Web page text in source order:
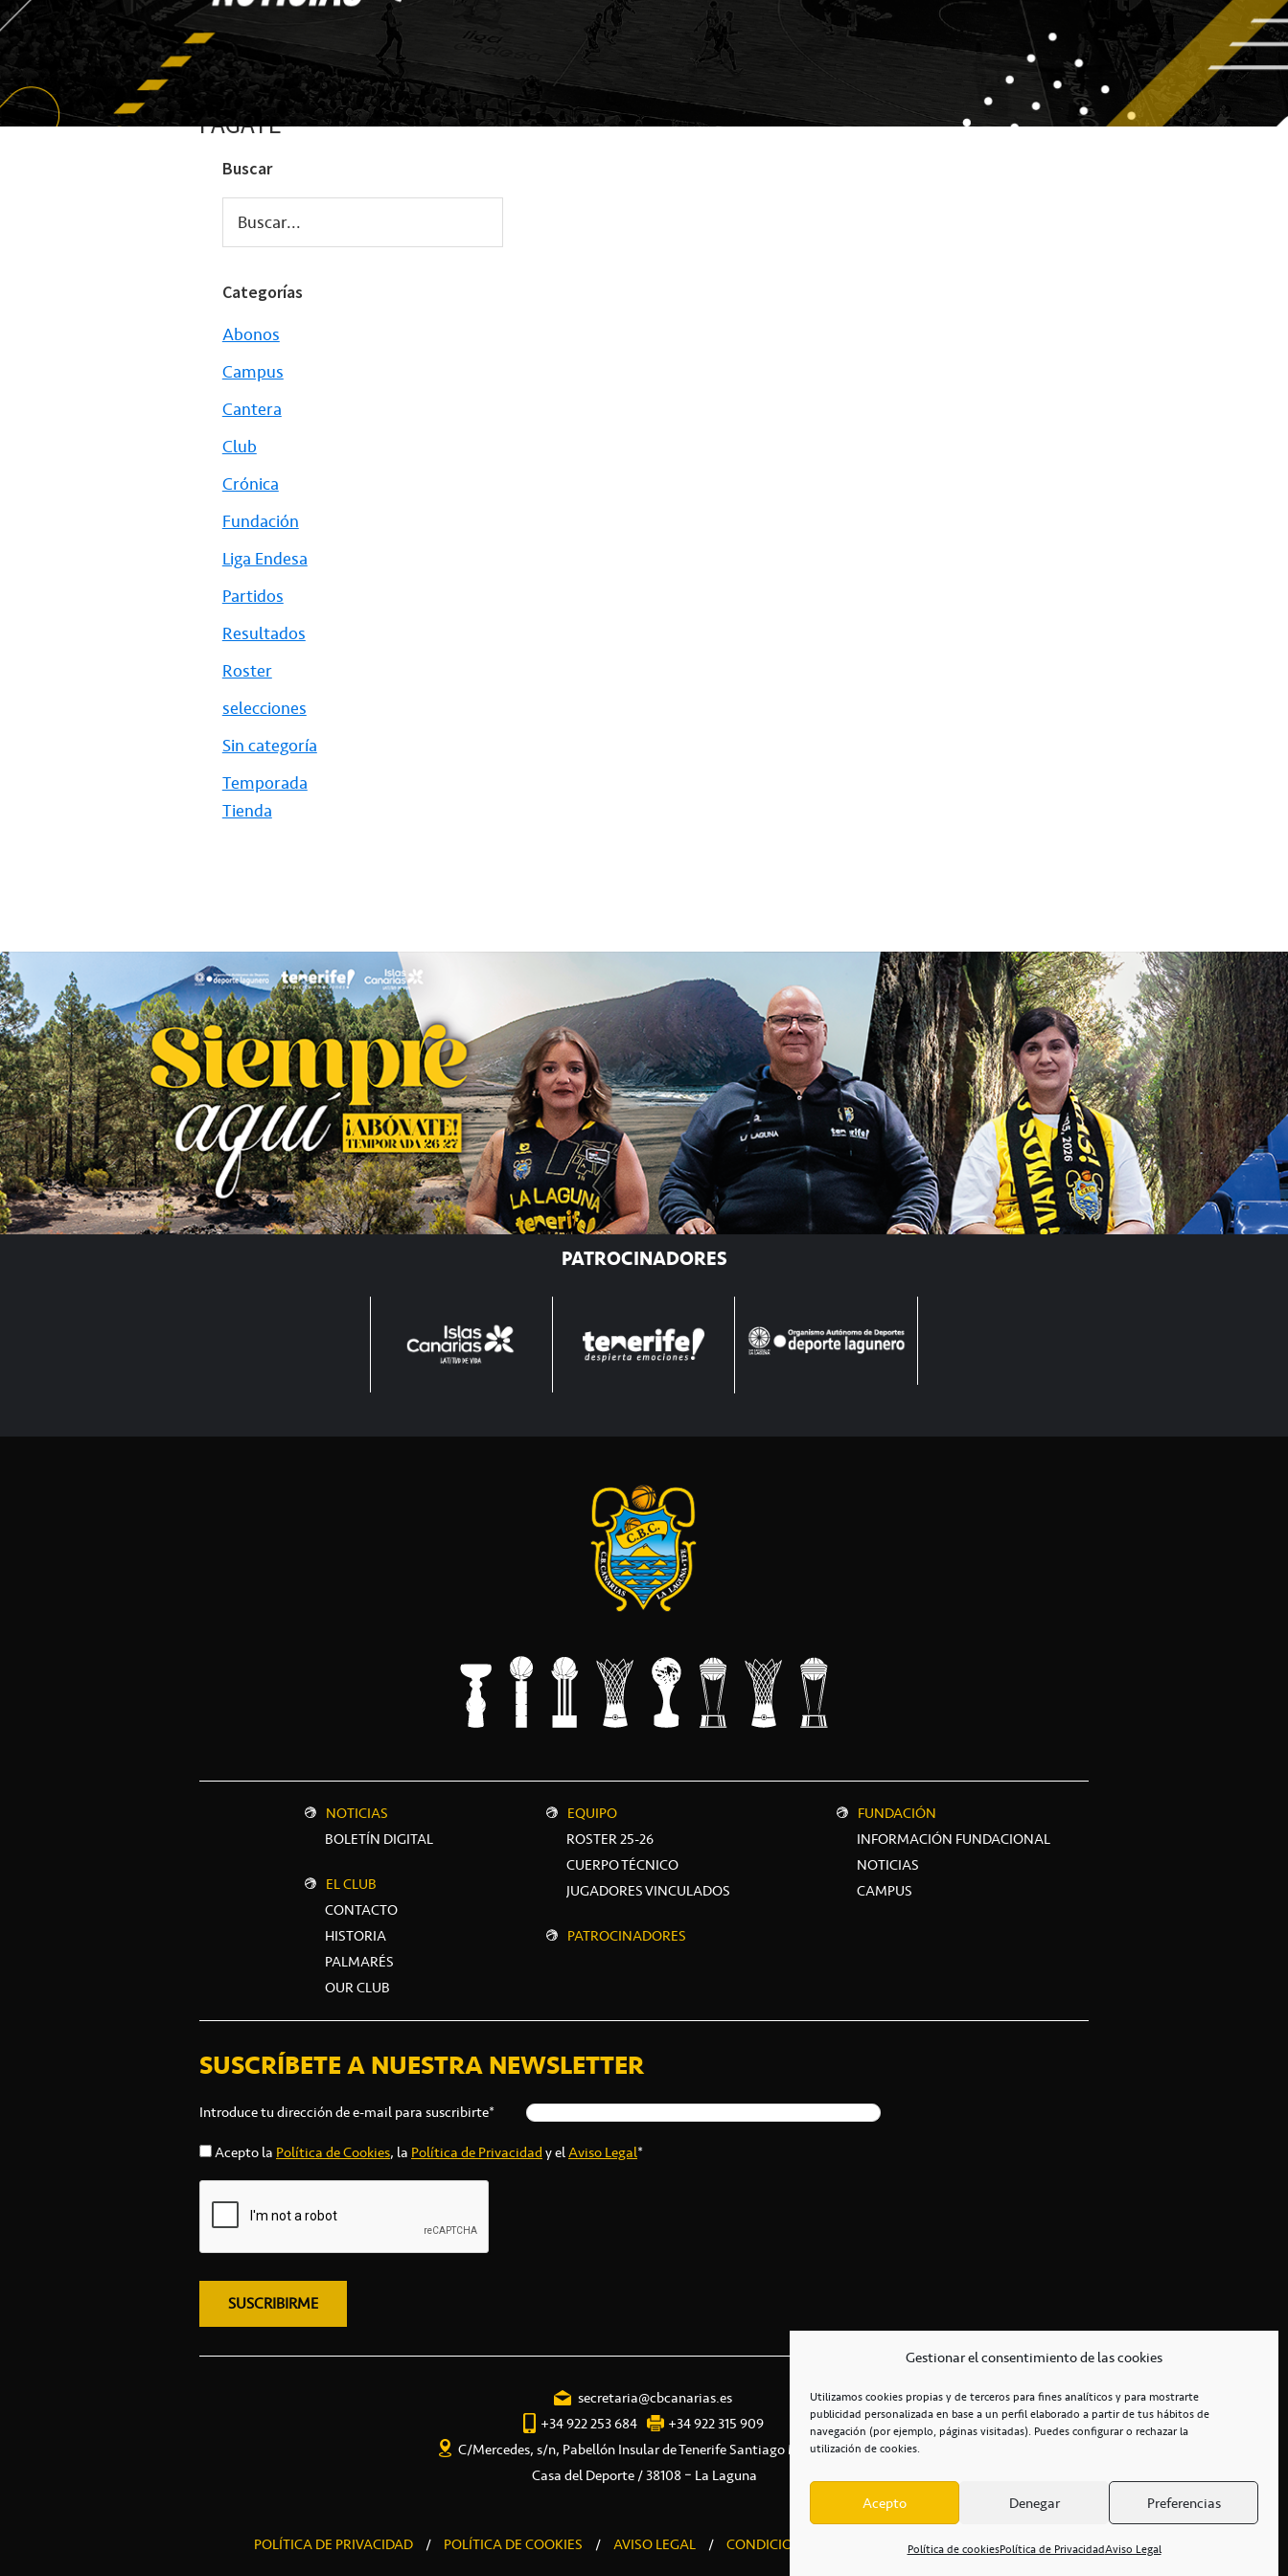
Gestionar el consentimiento de las cookies
Utilizamos cookies propias y de terceros para fines analíticos y para mostrarte
publicidad personalizada en base a un perfil elaborado a partir de tus hábitos de
navegación (por ejemplo, páginas visitadas). Puedes configurar o rechazar la
utilización de cookies.
Acepto Denegar Preferencias
Política de cookiesPolítica de PrivacidadAviso Legal
FAGATE
Buscar
Buscar...
Categorías
Abonos
Campus
Cantera
Club
Crónica
Fundación
Liga Endesa
Partidos
Resultados
Roster
selecciones
Sin categoría
Temporada
Tienda
PATROCINADORES
NOTICIAS
BOLETÍN DIGITAL
EL CLUB
CONTACTO
HISTORIA
PALMARÉS
OUR CLUB
EQUIPO
ROSTER 25-26
CUERPO TÉCNICO
JUGADORES VINCULADOS
PATROCINADORES
FUNDACIÓN
INFORMACIÓN FUNDACIONAL
NOTICIAS
CAMPUS
SUSCRÍBETE A NUESTRA NEWSLETTER
Introduce tu dirección de e-mail para suscribirte*
Acepto la Política de Cookies, la Política de Privacidady elAviso Legal*
secretaria@cbcanarias.es
+34 922 253 684
+34 922 315 909
C/Mercedes, s/n, Pabellón Insular de Tenerife Santiago Martín
Casa del Deporte / 38108 – La Laguna
POLÍTICA DE PRIVACIDAD / POLÍTICA DE COOKIES / AVISO LEGAL / CONDICIONES COMERCIALES / ACCESIBILIDAD